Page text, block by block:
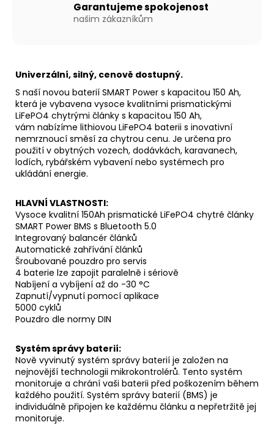
Garantujeme spokojenost
našim zákazníkům
Univerzální, silný, cenově dostupný.
S naší novou baterií SMART Power s kapacitou 150 Ah,
která je vybavena vysoce kvalitními prismatickými
LiFePO4 chytrými články s kapacitou 150 Ah,
vám nabízíme lithiovou LiFePO4 baterii s inovativní
nemrznoucí směsí za chytrou cenu. Je určena pro
použití v obytných vozech, dodávkách, karavanech,
lodích, rybářském vybavení nebo systémech pro
ukládání energie.
HLAVNÍ VLASTNOSTI:
Vysoce kvalitní 150Ah prismatické LiFePO4 chytré články
SMART Power BMS s Bluetooth 5.0
Integrovaný balancér článků
Automatické zahřívání článků
Šroubované pouzdro pro servis
4 baterie lze zapojit paralelně i sériově
Nabíjení a vybíjení až do -30 °C
Zapnutí/vypnutí pomocí aplikace
5000 cyklů
Pouzdro dle normy DIN
Systém správy baterií:
Nově vyvinutý systém správy baterií je založen na
nejnovější technologii mikrokontrolérů. Tento systém
monitoruje a chrání vaši baterii před poškozením během
každého použití. Systém správy baterií (BMS) je
individuálně připojen ke každému článku a nepřetržitě jej
monitoruje.